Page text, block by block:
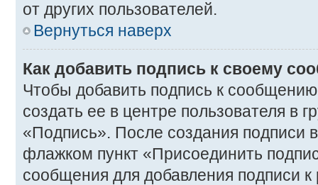
от других пользователей.
Вернуться наверх
Как добавить подпись к своему
Чтобы добавить подпись к
создать ее в центре пользователя в
«Подпись». После создания подписи
флажком пункт «Присоединить
сообщения для добавления подписи